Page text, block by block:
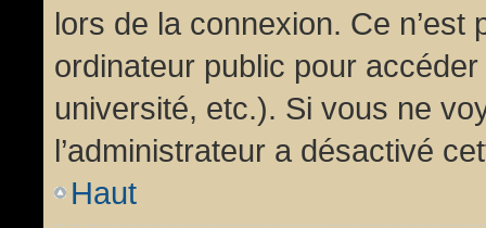
lors de la connexion. Ce
ordinateur public pour
université, etc.). Si vous ne
l’administrateur a désactivé
Haut